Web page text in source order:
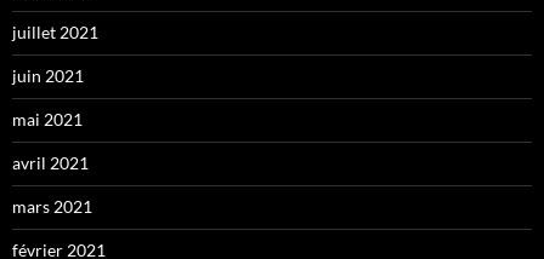
juillet 2021
juin 2021
mai 2021
avril 2021
mars 2021
février 2021